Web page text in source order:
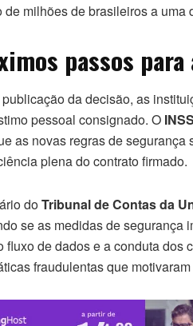
de milhões de brasileiros a
passos
da decisão, as
pessoal consignado. O INSS
as novas regras de
plena do contrato firmado.
doTribunal de Contas da
se as medidas de segurança
fluxo de dados e a conduta dos
fraudulentas que